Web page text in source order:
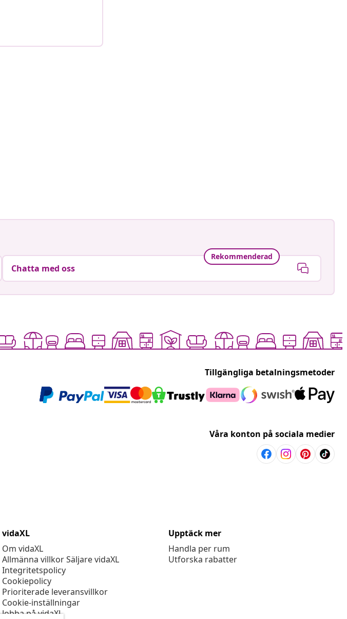
Rekommenderad
Chatta med oss
Tillgängliga betalningsmetoder
Våra konton på sociala medier
vidaXL
Om vidaXL
Allmänna villkor Säljare vidaXL
Integritetspolicy
Cookiepolicy
Prioriterade leveransvillkor
Cookie-inställningar
Jobba på vidaXL
Upptäck mer
Handla per rum
Utforska rabatter